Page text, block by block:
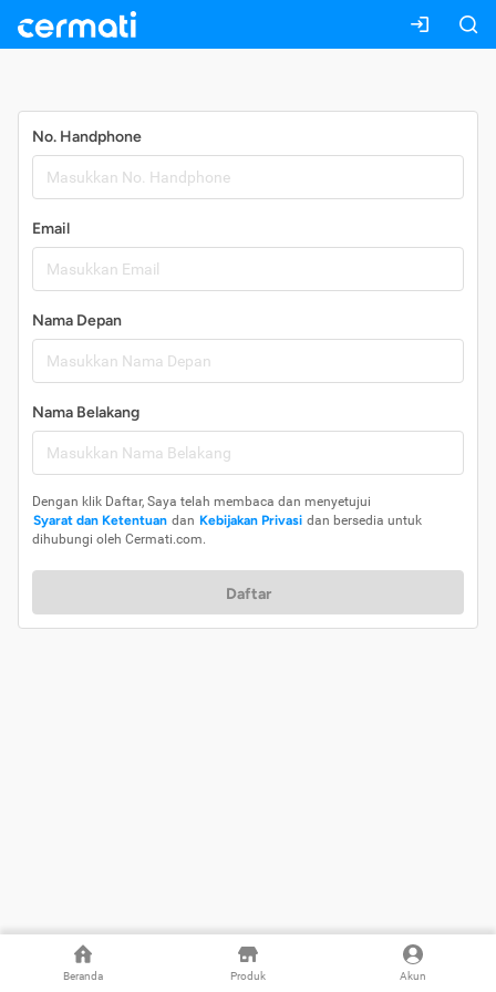
Beranda Produk Akun
No. Handphone
Email
Nama Depan
Nama Belakang
Dengan klik Daftar, Saya telah membaca dan menyetujui
Syarat dan Ketentuan dan Kebijakan Privasi dan bersedia untuk
dihubungi oleh Cermati.com.
Daftar